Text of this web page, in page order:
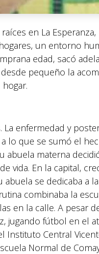
en La Esperanza,
un entorno
edad, sacó
pequeño la
enfermedad y
lo que se sumó el
abuela materna
vida. En la capital,
se dedicaba a
combinaba la
en la calle. A pesar
jugando fútbol en el
Central
Normal de